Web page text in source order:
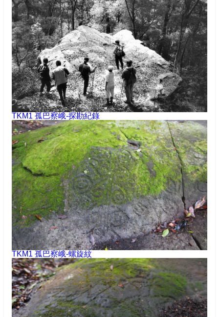
山羊
山豬
獼猴
TKM1 孤巴察峨-探勘紀錄
TKM1 孤巴察峨-螺旋紋